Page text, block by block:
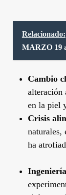
Relacionado:
MARZO 19
Cambio
alteración
en la piel
Crisis
naturales,
ha